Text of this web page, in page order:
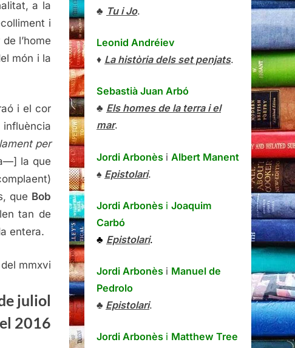
a la
i
l’home
món i la
i el cor
per
la que
que Bob
tan de
entera.
mmxvi
juliol
2016
♣ Tu i Jo.
Leonid Andréiev
♦ La història dels set penjats.
Sebastià Juan Arbó
♣ Els homes de la terra i el
mar.
Jordi Arbonès i Albert Manent
♠ Epistolari.
Jordi Arbonès i Joaquim
Carbó
♣ Epistolari.
Jordi Arbonès i Manuel de
Pedrolo
♣ Epistolari.
Jordi Arbonès i Matthew Tree